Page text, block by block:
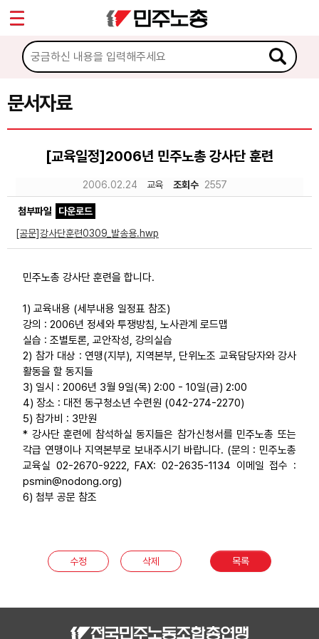
문서자료
[교육일정]2006년 민주노총 강사단 훈련
2006.02.24 교육 조회수 2557
첨부파일
다운로드
[공문]강사단훈련0309_발송용.hwp
민주노총 강사단 훈련을 합니다.
1) 교육내용 (세부내용 일정표 참조)
강의 : 2006년 정세와 투쟁방침, 노사관계 로드맵
실습 : 조별토론, 교안작성, 강의실습
2) 참가 대상 : 연맹(지부), 지역본부, 단위노조 교육담당자와 강사
활동을 할 동지들
3) 일시 : 2006년 3월 9일(목) 2:00 - 10일(금) 2:00
4) 장소 : 대전 동구청소년 수련원 (042-274-2270)
5) 참가비 : 3만원
* 강사단 훈련에 참석하실 동지들은 참가신청서를 민주노총 또는
각급 연맹이나 지역본부로 보내주시기 바랍니다. (문의 : 민주노총
교육실 02-2670-9222, FAX: 02-2635-1134 이메일 접수 :
psmin@nodong.org)
6) 첨부 공문 참조
수정 삭제 목록
마이페이지
소개
소식
문서자료
미디어자료
부설기관
업무
Sketchbook5, 스케치북5
Sketchbook5, 스케치북5